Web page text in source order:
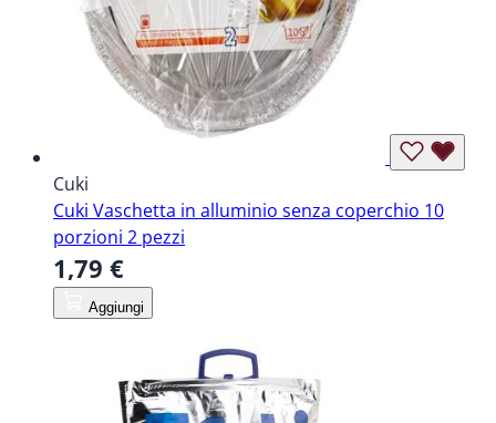
Cuki
Cuki Vaschetta in alluminio senza coperchio 10
porzioni 2 pezzi
1,79 €
Aggiungi